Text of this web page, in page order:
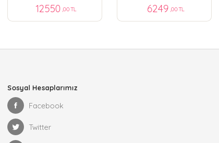
12550 ,00 TL 6249 ,00 TL
Sosyal Hesaplarımız
Facebook
Twitter